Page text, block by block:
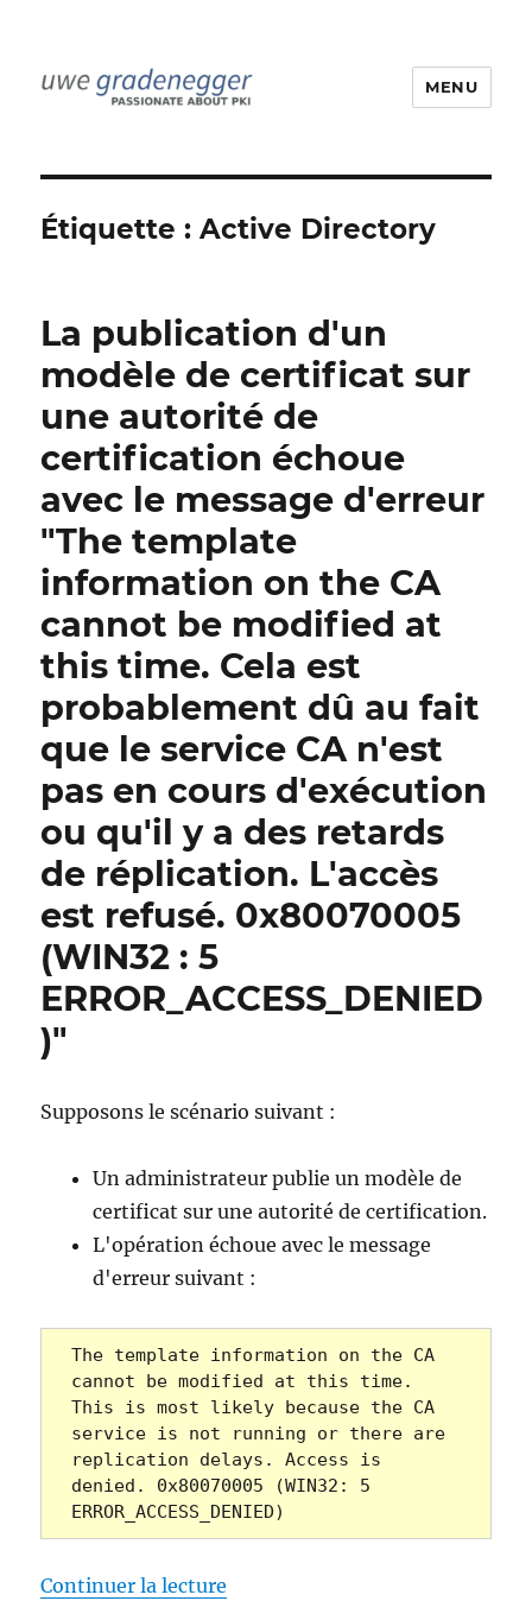
MENU
Étiquette :Active Directory
La publication d'un
modèle de certificat sur
une autorité de
certification échoue
avec le message d'erreur
"The template
information on the CA
cannot be modified at
this time. Cela est
probablement dû au fait
que le service CA n'est
pas en cours d'exécution
ou qu'il y a des retards
de réplication. L'accès
est refusé. 0x80070005
(WIN32 : 5
ERROR_ACCESS_DENIED
)"
Supposons le scénario suivant :
Un administrateur publie un modèle de
certificat sur une autorité de certification.
L'opération échoue avec le message
d'erreur suivant :
The template information on the CA
cannot be modified at this time.
This is most likely because the CA
service is not running or there are
replication delays. Access is
denied. 0x80070005 (WIN32: 5
ERROR_ACCESS_DENIED)
Continuer la lecture